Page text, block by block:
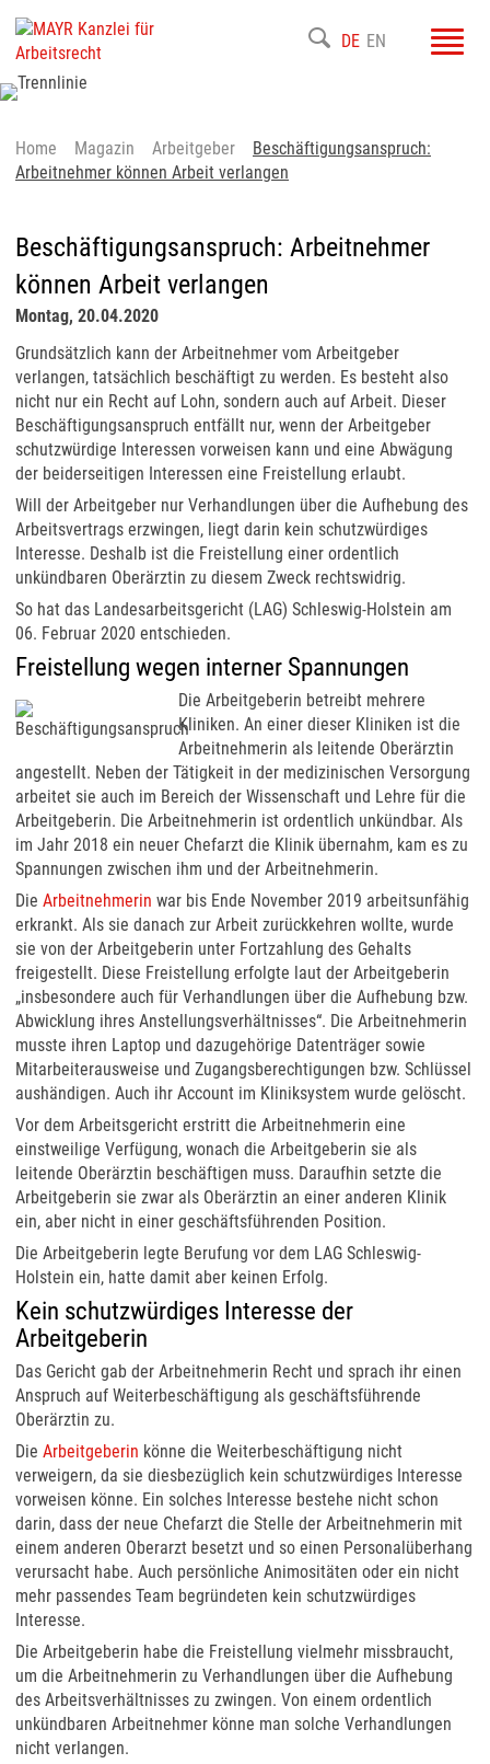
DE EN
Home Magazin Arbeitgeber
Beschäftigungsanspruch:
Arbeitnehmer können Arbeit verlangen
Beschäftigungsanspruch: Arbeitnehmer
können Arbeit verlangen
Montag, 20.04.2020
Grundsätzlich kann der Arbeitnehmer vom Arbeitgeber
verlangen, tatsächlich beschäftigt zu werden. Es besteht also
nicht nur ein Recht auf Lohn, sondern auch auf Arbeit. Dieser
Beschäftigungsanspruch entfällt nur, wenn der Arbeitgeber
schutzwürdige Interessen vorweisen kann und eine Abwägung
der beiderseitigen Interessen eine Freistellung erlaubt.
Will der Arbeitgeber nur Verhandlungen über die Aufhebung des
Arbeitsvertrags erzwingen, liegt darin kein schutzwürdiges
Interesse. Deshalb ist die Freistellung einer ordentlich
unkündbaren Oberärztin zu diesem Zweck rechtswidrig.
So hat das Landesarbeitsgericht (LAG) Schleswig-Holstein am
06. Februar 2020 entschieden.
Freistellung wegen interner Spannungen
Die Arbeitgeberin betreibt mehrere
Kliniken. An einer dieser Kliniken ist die
Arbeitnehmerin als leitende Oberärztin
angestellt. Neben der Tätigkeit in der medizinischen Versorgung
arbeitet sie auch im Bereich der Wissenschaft und Lehre für die
Arbeitgeberin. Die Arbeitnehmerin ist ordentlich unkündbar. Als
im Jahr 2018 ein neuer Chefarzt die Klinik übernahm, kam es zu
Spannungen zwischen ihm und der Arbeitnehmerin.
Die Arbeitnehmerin war bis Ende November 2019 arbeitsunfähig
erkrankt. Als sie danach zur Arbeit zurückkehren wollte, wurde
sie von der Arbeitgeberin unter Fortzahlung des Gehalts
freigestellt. Diese Freistellung erfolgte laut der Arbeitgeberin
„insbesondere auch für Verhandlungen über die Aufhebung bzw.
Abwicklung ihres Anstellungsverhältnisses“. Die Arbeitnehmerin
musste ihren Laptop und dazugehörige Datenträger sowie
Mitarbeiterausweise und Zugangsberechtigungen bzw. Schlüssel
aushändigen. Auch ihr Account im Kliniksystem wurde gelöscht.
Vor dem Arbeitsgericht erstritt die Arbeitnehmerin eine
einstweilige Verfügung, wonach die Arbeitgeberin sie als
leitende Oberärztin beschäftigen muss. Daraufhin setzte die
Arbeitgeberin sie zwar als Oberärztin an einer anderen Klinik
ein, aber nicht in einer geschäftsführenden Position.
Die Arbeitgeberin legte Berufung vor dem LAG Schleswig-
Holstein ein, hatte damit aber keinen Erfolg.
Kein schutzwürdiges Interesse der
Arbeitgeberin
Das Gericht gab der Arbeitnehmerin Recht und sprach ihr einen
Anspruch auf Weiterbeschäftigung als geschäftsführende
Oberärztin zu.
Die Arbeitgeberin könne die Weiterbeschäftigung nicht
verweigern, da sie diesbezüglich kein schutzwürdiges Interesse
vorweisen könne. Ein solches Interesse bestehe nicht schon
darin, dass der neue Chefarzt die Stelle der Arbeitnehmerin mit
einem anderen Oberarzt besetzt und so einen Personalüberhang
verursacht habe. Auch persönliche Animositäten oder ein nicht
mehr passendes Team begründeten kein schutzwürdiges
Interesse.
Die Arbeitgeberin habe die Freistellung vielmehr missbraucht,
um die Arbeitnehmerin zu Verhandlungen über die Aufhebung
des Arbeitsverhältnisses zu zwingen. Von einem ordentlich
unkündbaren Arbeitnehmer könne man solche Verhandlungen
nicht verlangen.